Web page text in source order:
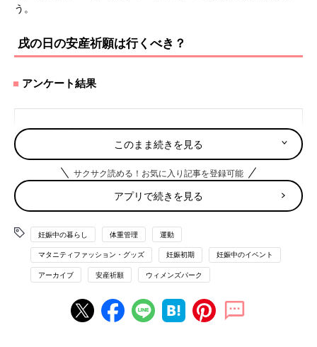
う。
戌の日の安産祈願は行くべき？
アンケート結果
Ｑ. 戌の日のお参りには行った？
行くつもりだったが行けなくなった 9％
行くつもりはなかった 13％
※2022年2月実施。妊娠中~ 2歳までのお子さんをお持ちの
ママ（n=2,439）
妊娠15週ごろになると、そろそろ考えておきたいのが戌の日の安
めぐってくる戌の日に神社へ行き、祈祷と同時におなかに腹帯を
巻く「帯祝い」をする方が多いようです。
このまま続きを見る
サクサク読める！お気に入り記事を登録可能
アプリで続きを見る
妊娠中の暮らし 体重管理 運動
マタニティファッション・グッズ 妊娠初期 妊娠中のイベント
アーカイブ 安産祈願 ウィメンズパーク